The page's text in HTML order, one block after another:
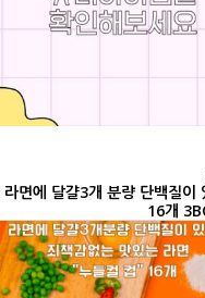
라면에 달걀3개 분량 단백질
16개